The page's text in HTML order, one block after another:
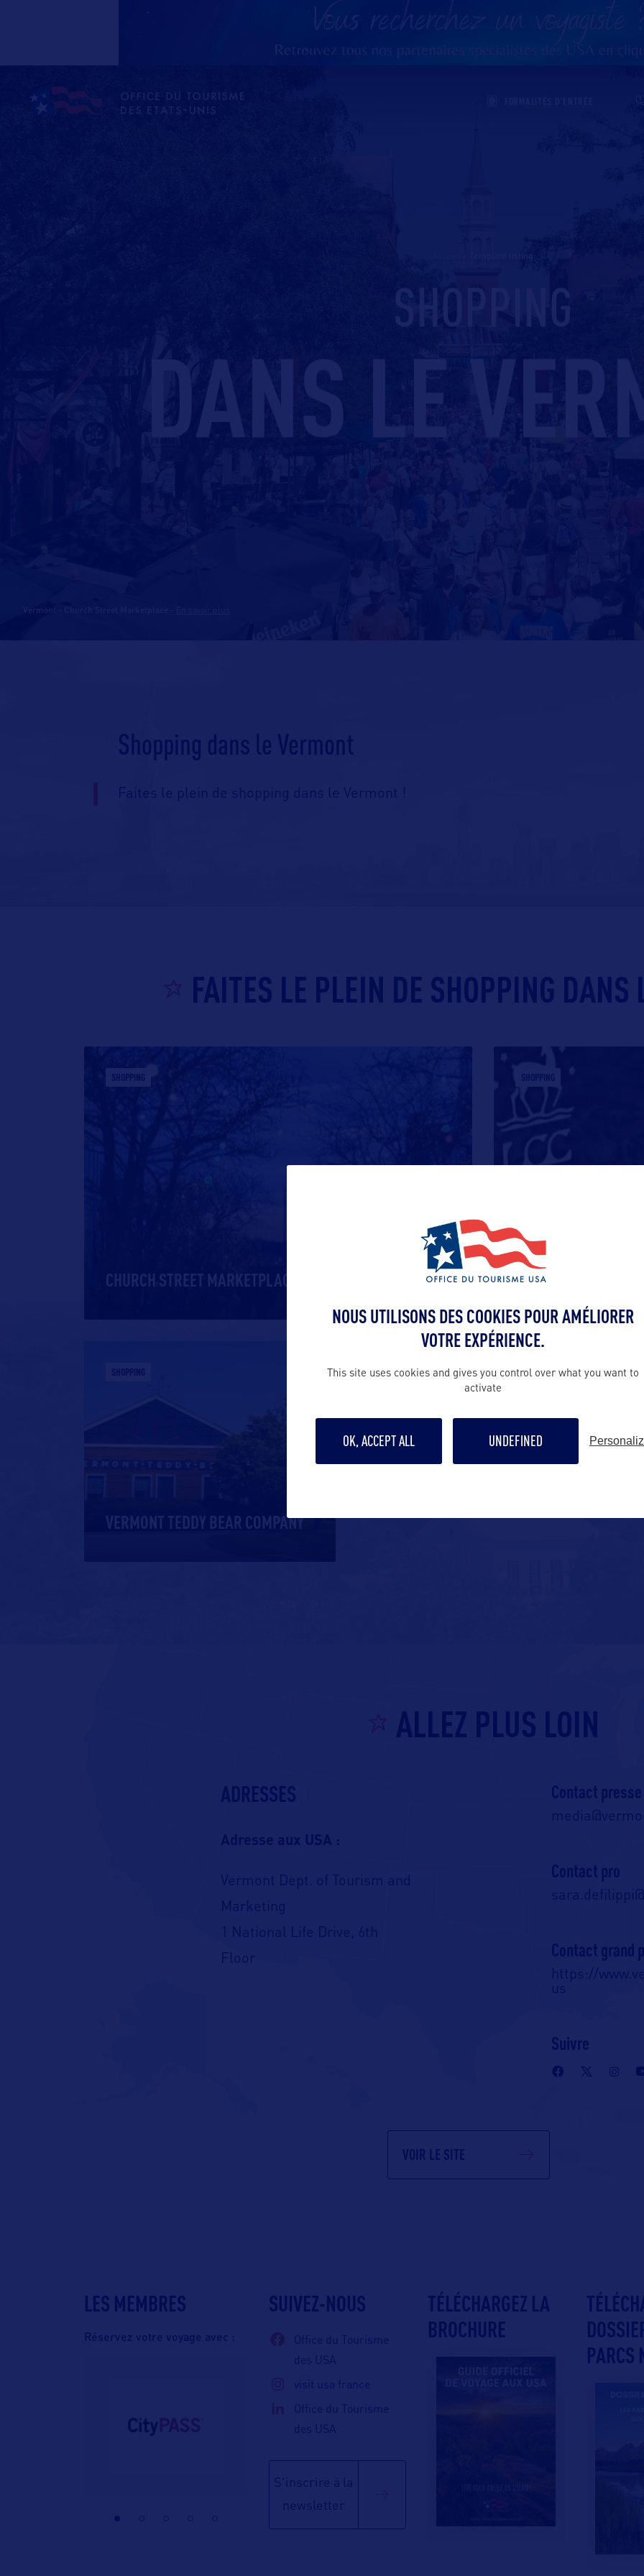
SHOPPING
DANS LE
Vermont - Church Street Marketplace
Shopping dans le Vermont
Faites le plein de shopping dans le Vermont !
FAITES LE PLEIN DE SHOPPING DANS
SHOPPING
CHURCH STREET MARKETPLACE
SHOPPING
LAKE CHAMPLAIN
SHOPPING
VERMONT TEDDY BEAR COMPANY
ALLEZ PLUS LOIN
ADRESSES
Adresse aux USA :
Vermont Dept. of Tourism and
1 National Life Drive, 6th
Floor
Contact presse
Contact pro
Contact grand
https://
Suivre
VOIR LE SITE
LES MEMBRES
Réservez votre voyage avec :
SUIVEZ-NOUS
Office du Tourisme
des USA
visit usa france
Office du Tourisme
des USA
S'inscrire à la
newsletter
TÉLÉCHARGEZ LA
BROCHURE
PARCS
NOUS UTILISONS DES COOKIES POUR AMÉLIORER
VOTRE EXPÉRIENCE.
This site uses cookies and gives you control over what you want to
activate
OK, ACCEPT ALL UNDEFINED